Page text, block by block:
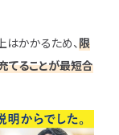
はかかるため、限
てることが最短合